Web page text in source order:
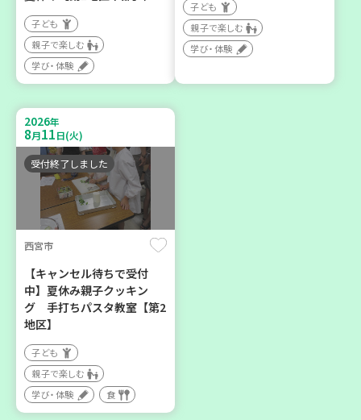
明石市
2026年８月度 「子育てひ
ら高砂エリア～ 【第6地
区】
子ども
親子で楽しむ
学び・体験
川西市
2026
10月 31日(土)
神戸市西区
【玉津】布ぞうりを作って
子ども
親子で楽しむ
学び・体験
子ども
親子で楽しむ
学び・体験
2026年
8月11日(火)
受付終了しました
西宮市
【キャンセル待ちで受付
中】夏休み親子クッキン
グ 手打ちパスタ教室【第2
地区】
子ども
親子で楽しむ
学び・体験
食